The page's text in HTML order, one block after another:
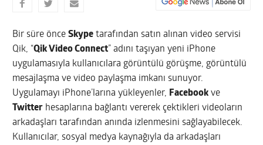
Bir süre önceSkype tarafından satın alınan video servisi
Qik, “Qik Video Connect” adını taşıyan yeni iPhone
uygulamasıyla kullanıcılara görüntülü görüşme, görüntülü
mesajlaşma ve video paylaşma imkanı sunuyor.
Uygulamayı iPhone’larına yükleyenler, Facebook ve
Twitter hesaplarına bağlantı vererek çektikleri videoların
arkadaşları tarafından anında izlenmesini sağlayabilecek.
Kullanıcılar, sosyal medya kaynağıyla da arkadaşları